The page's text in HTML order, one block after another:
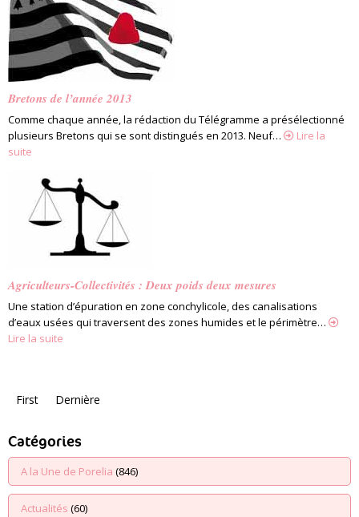
Bretons de l’année 2013
Comme chaque année, la rédaction du Télégramme a présélectionné
plusieurs Bretons qui se sont distingués en 2013. Neuf…
Lire la
suite
Agriculteurs-Collectivités : Deux poids deux mesures
Une station d’épuration en zone conchylicole, des canalisations
d’eaux usées qui traversent des zones humides et le périmètre…
Lire la suite
First Dernière
Catégories
A la Une de Porelia (846)
Actualités (60)